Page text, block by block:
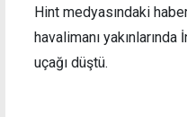
Hint medyasındaki
havalimanı
uçağı düştü.